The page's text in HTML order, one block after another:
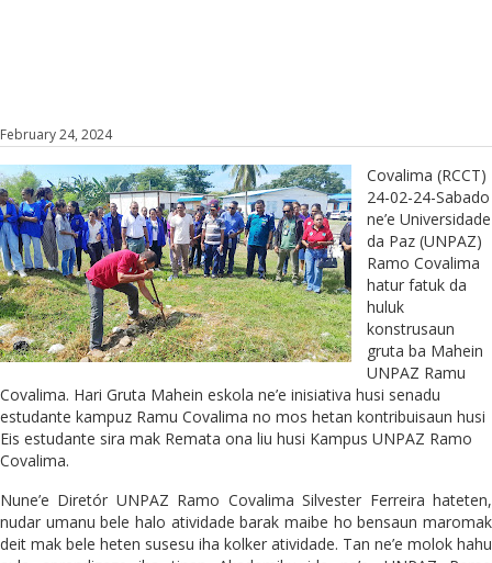
February 24, 2024
Covalima (RCCT)
24-02-24-Sabado
ne’e Universidade
da Paz (UNPAZ)
Ramo Covalima
hatur fatuk da
huluk
konstrusaun
gruta ba Mahein
UNPAZ Ramu
Covalima. Hari Gruta Mahein eskola ne’e inisiativa husi senadu
estudante kampuz Ramu Covalima no mos hetan kontribuisaun husi
Eis estudante sira mak Remata ona liu husi Kampus UNPAZ Ramo
Covalima.
Nune’e Diretór UNPAZ Ramo Covalima Silvester Ferreira hateten,
nudar umanu bele halo atividade barak maibe ho bensaun maromak
deit mak bele heten susesu iha kolker atividade. Tan ne’e molok hahu